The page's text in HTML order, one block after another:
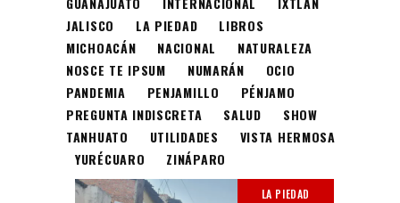
JALISCO
LA PIEDAD
LIBROS
MICHOACÁN
NACIONAL
NATURALEZA
NOSCE TE IPSUM
NUMARÁN
OCIO
PANDEMIA
PENJAMILLO
PÉNJAMO
PREGUNTA INDISCRETA
SALUD
SHOW
TANHUATO
UTILIDADES
VISTA HERMOSA
YURÉCUARO
ZINÁPARO
LA PIEDAD